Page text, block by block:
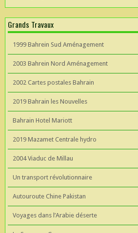
Grands Travaux
1999 Bahrein Sud Aménagement
2003 Bahrein Nord Aménagement
2002 Cartes postales Bahrain
2019 Bahrain les Nouvelles
Bahrain Hotel Mariott
2019 Mazamet Centrale hydro
2004 Viaduc de Millau
Un transport révolutionnaire
Autouroute Chine Pakistan
Voyages dans l’Arabie déserte